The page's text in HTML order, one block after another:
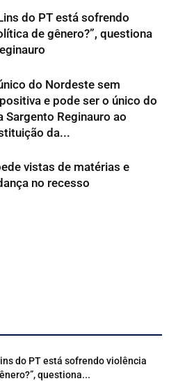
do PT está sofrendo
de gênero?”, questiona
do Nordeste sem
e pode ser o único do
Sargento Reginauro ao
da...
vistas de matérias e
no recesso
do PT está sofrendo violência
questiona...